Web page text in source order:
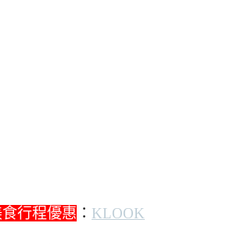
行程優惠 ： KLOOK